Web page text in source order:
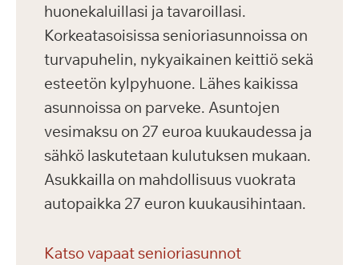
huonekaluillasi ja tavaroillasi.
Korkeatasoisissa senioriasunnoissa on
turvapuhelin, nykyaikainen keittiö sekä
esteetön kylpyhuone. Lähes kaikissa
asunnoissa on parveke. Asuntojen
vesimaksu on 27 euroa kuukaudessa ja
sähkö laskutetaan kulutuksen mukaan.
Asukkailla on mahdollisuus vuokrata
autopaikka 27 euron kuukausihintaan.
Katso vapaat senioriasunnot